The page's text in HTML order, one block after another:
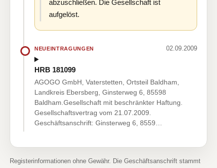
abzuschließen. Die Gesellschaft ist
aufgelöst.
NEUEINTRAGUNGEN 02.09.2009
HRB 181099
AGOGO GmbH, Vaterstetten, Ortsteil Baldham,
Landkreis Ebersberg, Ginsterweg 6, 85598
Baldham.Gesellschaft mit beschränkter Haftung.
Gesellschaftsvertrag vom 21.07.2009.
Geschäftsanschrift: Ginsterweg 6, 8559…
Registerinformationen ohne Gewähr. Die Geschäftsanschrift stammt